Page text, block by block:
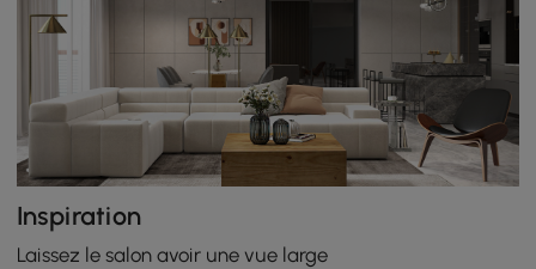
Inspiration
Laissez le salon avoir une vue large